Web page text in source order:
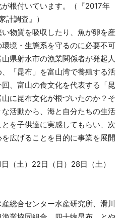
根付いています。（『2017年
調査』）
い物質を吸収したり、魚が卵を産
境・生態系を守るのに必要不可
県射水市の漁業関係者が発起人
「昆布」を富山湾で養殖する活
、富山の食文化を代表する「昆
に昆布文化が根づいたのか？そ
活動から、海と自分たちの生活
を子供達に実感してもらい、次
広げることを目的に事業を展開
土）22日（日）28日（土）
総合センター水産研究所、滑川